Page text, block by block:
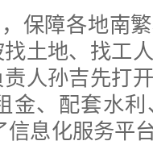
保障各地南
土地、找工
人孙吉先打
金、配套水
信息化服务平